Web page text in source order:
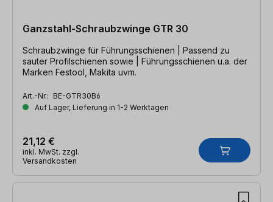
Ganzstahl-Schraubzwinge GTR 30
Schraubzwinge für Führungsschienen | Passend zu
sauter Profilschienen sowie | Führungsschienen u.a. der
Marken Festool, Makita uvm.
Art.-Nr.: BE-GTR30B6
Auf Lager, Lieferung in 1-2 Werktagen
21,12 €
inkl. MwSt. zzgl.
Versandkosten